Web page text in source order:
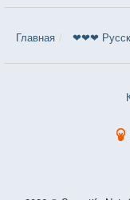
Главная ❤❤❤